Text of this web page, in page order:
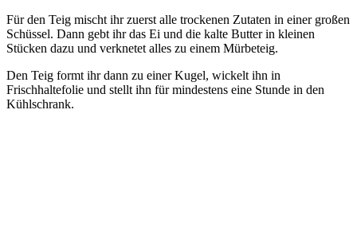
Für den Teig mischt ihr zuerst alle trockenen Zutaten in einer großen
Schüssel. Dann gebt ihr das Ei und die kalte Butter in kleinen
Stücken dazu und verknetet alles zu einem Mürbeteig.
Den Teig formt ihr dann zu einer Kugel, wickelt ihn in
Frischhaltefolie und stellt ihn für mindestens eine Stunde in den
Kühlschrank.